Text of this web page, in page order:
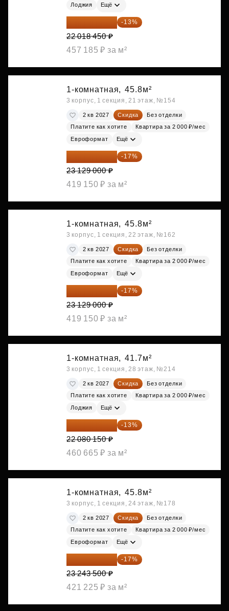
Лоджия Ещё
19 156 052 ₽ -13%
22 018 450 ₽
457 185 ₽ за м²
1-комнатная, 45.8м²
3 корпус, 1 секция, 21 этаж, №154
2 кв 2027 Скидка
Без отделки
Платите как хотите
Квартира за 2 000 ₽/мес
Евроформат Ещё
19 197 070 ₽ -17%
23 129 000 ₽
419 150 ₽ за м²
1-комнатная, 45.8м²
3 корпус, 1 секция, 22 этаж, №162
2 кв 2027 Скидка
Без отделки
Платите как хотите
Квартира за 2 000 ₽/мес
Евроформат Ещё
19 197 070 ₽ -17%
23 129 000 ₽
419 150 ₽ за м²
1-комнатная, 41.7м²
3 корпус, 1 секция, 28 этаж, №214
2 кв 2027 Скидка
Без отделки
Платите как хотите
Квартира за 2 000 ₽/мес
Лоджия Ещё
19 209 731 ₽ -13%
22 080 150 ₽
460 665 ₽ за м²
1-комнатная, 45.8м²
3 корпус, 1 секция, 24 этаж, №178
2 кв 2027 Скидка
Без отделки
Платите как хотите
Квартира за 2 000 ₽/мес
Евроформат Ещё
19 292 105 ₽ -17%
23 243 500 ₽
421 225 ₽ за м²